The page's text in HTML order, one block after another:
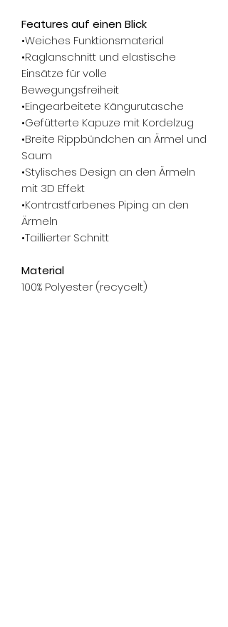
Features auf einen Blick
•Weiches Funktionsmaterial
•Raglanschnitt und elastische
Einsätze für volle
Bewegungsfreiheit
•Eingearbeitete Kängurutasche
•Gefütterte Kapuze mit Kordelzug
•Breite Rippbündchen an Ärmel und
Saum
•Stylisches Design an den Ärmeln
mit 3D Effekt
•Kontrastfarbenes Piping an den
Ärmeln
•Taillierter Schnitt
Material
100% Polyester (recycelt)